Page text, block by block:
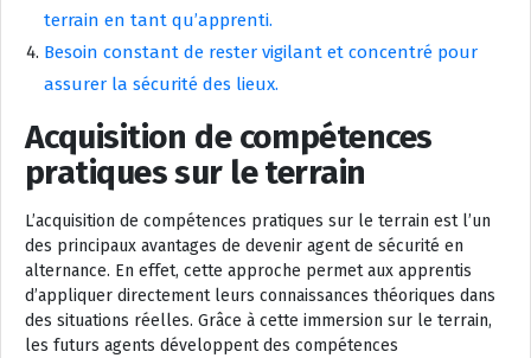
terrain en tant qu’apprenti.
Besoin constant de rester vigilant et concentré pour
assurer la sécurité des lieux.
Acquisition de compétences
pratiques sur le terrain
L’acquisition de compétences pratiques sur le terrain est l’un
des principaux avantages de devenir agent de sécurité en
alternance. En effet, cette approche permet aux apprentis
d’appliquer directement leurs connaissances théoriques dans
des situations réelles. Grâce à cette immersion sur le terrain,
les futurs agents développent des compétences